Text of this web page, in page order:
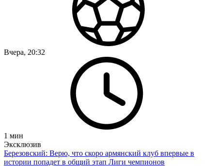
Вчера, 20:32
1 мин
Эксклюзив
Березовский: Верю, что скоро армянский клуб впервые в
истории попадет в общий этап Лиги чемпионов